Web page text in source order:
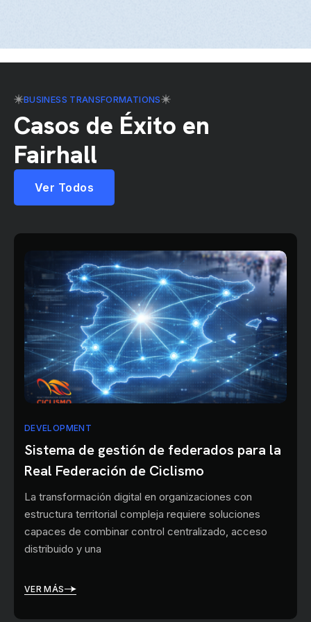
BUSINESS TRANSFORMATIONS
Casos de Éxito en
Fairhall
Ver Todos
DEVELOPMENT
Sistema de gestión de federados para la
Real Federación de Ciclismo
La transformación digital en organizaciones con
estructura territorial compleja requiere soluciones
capaces de combinar control centralizado, acceso
distribuido y una
VER MÁS